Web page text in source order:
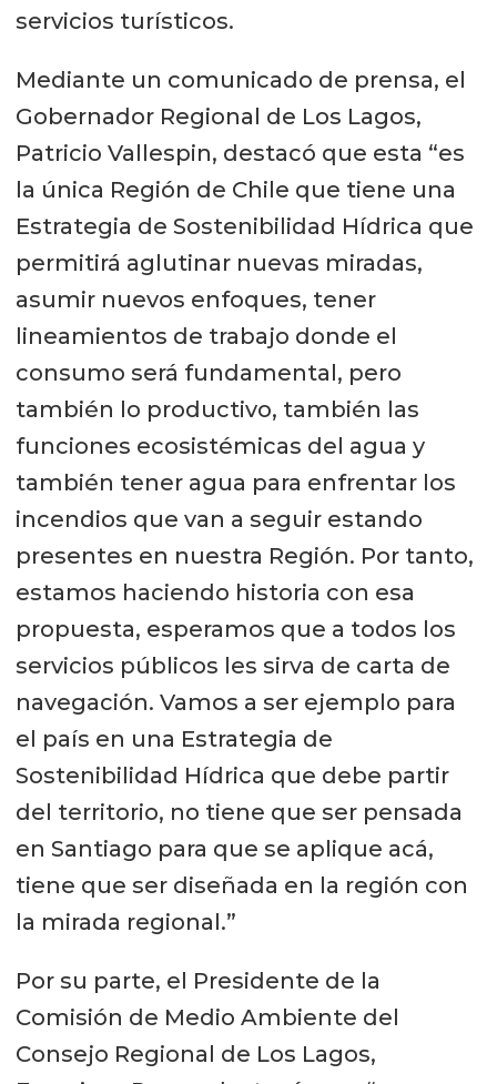
servicios turísticos.
Mediante un comunicado de prensa, el
Gobernador Regional de Los Lagos,
Patricio Vallespin, destacó que esta “es
la única Región de Chile que tiene una
Estrategia de Sostenibilidad Hídrica que
permitirá aglutinar nuevas miradas,
asumir nuevos enfoques, tener
lineamientos de trabajo donde el
consumo será fundamental, pero
también lo productivo, también las
funciones ecosistémicas del agua y
también tener agua para enfrentar los
incendios que van a seguir estando
presentes en nuestra Región. Por tanto,
estamos haciendo historia con esa
propuesta, esperamos que a todos los
servicios públicos les sirva de carta de
navegación. Vamos a ser ejemplo para
el país en una Estrategia de
Sostenibilidad Hídrica que debe partir
del territorio, no tiene que ser pensada
en Santiago para que se aplique acá,
tiene que ser diseñada en la región con
la mirada regional.”
Por su parte, el Presidente de la
Comisión de Medio Ambiente del
Consejo Regional de Los Lagos,